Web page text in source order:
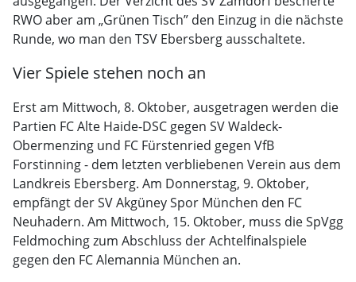
RWO aber am „Grünen Tisch” den Einzug in die nächste
Runde, wo man den TSV Ebersberg ausschaltete.
Vier Spiele stehen noch an
Erst am Mittwoch, 8. Oktober, ausgetragen werden die
Partien FC Alte Haide-DSC gegen SV Waldeck-
Obermenzing und FC Fürstenried gegen VfB
Forstinning - dem letzten verbliebenen Verein aus dem
Landkreis Ebersberg. Am Donnerstag, 9. Oktober,
empfängt der SV Akgüney Spor München den FC
Neuhadern. Am Mittwoch, 15. Oktober, muss die SpVgg
Feldmoching zum Abschluss der Achtelfinalspiele
gegen den FC Alemannia München an.